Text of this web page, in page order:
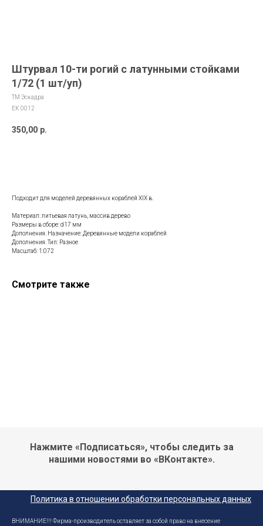
Штурвал 10-ти рогий с латунными стойками
1/72 (1 шт/уп)
ТМ Эскадра
EK 0012
350,00 р.
Подходит для моделей деревянных кораблей XIX в.
Материал: литьевая латунь, массив дерево
Размеры в сборе: d17 мм
Дополнения. Назначение: Деревянные модели кораблей
Дополнения. Тип: Разное
Масштаб: 1:072
Смотрите также
Нажмите «Подписаться», чтобы следить за
нашими новостями во «ВКонтакте».
Политика в отношении обработки персональных данных
ВНИМАНИЕ!!! Фирма-производитель оставляет за собой право на внесение